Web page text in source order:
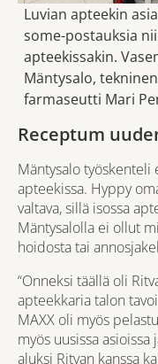
Luvian apteekin
some-postauksia
apteekissakin.
Mäntysalo,
farmaseutti Mari
Receptum
Mäntysalo työskenteli
apteekissa. Hyppy
valtava, sillä isossa
Mäntysalolla ei ollut
hoidosta tai
“Onneksi täällä oli
apteekkaria talon
MAXX oli myös
myös uusissa
aluksi Ritvan kanssa